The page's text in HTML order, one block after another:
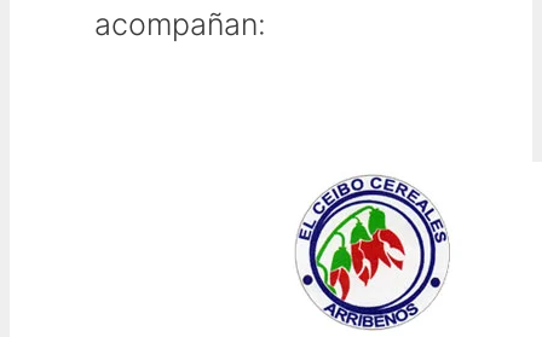
acompañan: